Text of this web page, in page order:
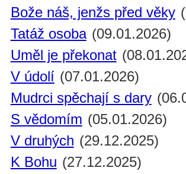
Bože náš, jenžs před věky
Tatáž osoba (09.01.2026)
Uměl je překonat
V údolí (07.01.2026)
Mudrci spěchají s dary
S vědomím (05.01.2026)
V druhých (29.12.2025)
K Bohu (27.12.2025)